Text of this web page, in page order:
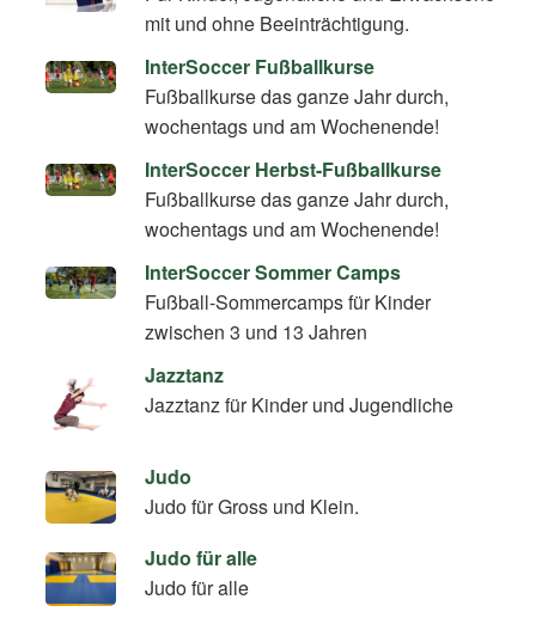
mit und ohne Beeinträchtigung.
InterSoccer Fußballkurse
Fußballkurse das ganze Jahr durch,
wochentags und am Wochenende!
InterSoccer Herbst-Fußballkurse
Fußballkurse das ganze Jahr durch,
wochentags und am Wochenende!
InterSoccer Sommer Camps
Fußball-Sommercamps für Kinder
zwischen 3 und 13 Jahren
Jazztanz
Jazztanz für Kinder und Jugendliche
Judo
Judo für Gross und Klein.
Judo für alle
Judo für alle